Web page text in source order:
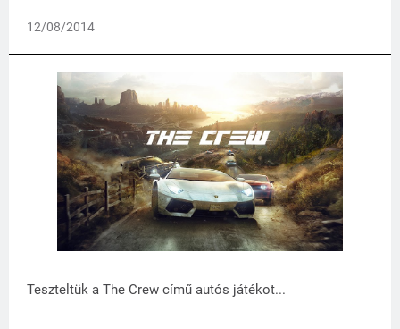
12/08/2014
Teszteltük a The Crew című autós játékot...